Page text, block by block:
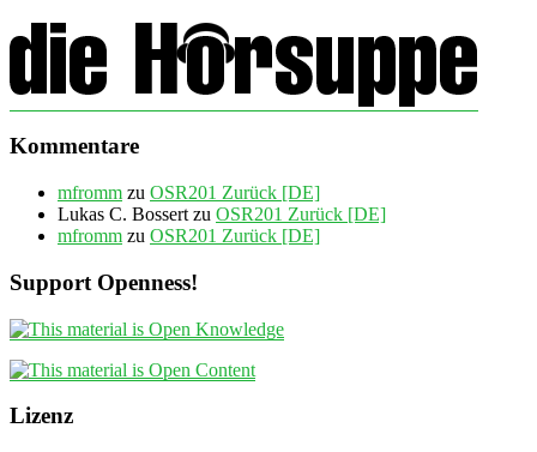
Kommentare
mfromm zu OSR201 Zurück [DE]
Lukas C. Bossert zu OSR201 Zurück [DE]
mfromm zu OSR201 Zurück [DE]
Support Openness!
Lizenz